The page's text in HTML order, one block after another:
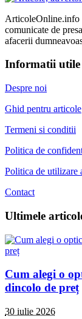
ArticoleOnline.info
comunicate de
afacerii
Informatii utile
Despre noi
Ghid pentru articole
Termeni si conditii
Politica de
Politica de utilizare
Contact
Ultimele
Cum alegi o
dincolo de preț
30 iulie 2026